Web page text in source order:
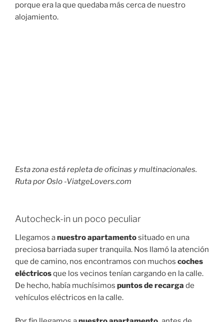
porque era la que quedaba más cerca de nuestro
alojamiento.
Esta zona está repleta de oficinas y multinacionales.
Ruta por Oslo -ViatgeLovers.com
Autocheck-in un poco peculiar
Llegamos anuestro apartamentosituado en una
preciosa barriada super tranquila. Nos llamó la atención
que de camino, nos encontramos con muchos coches
eléctricosque los vecinos tenían cargando en la calle.
De hecho, había muchísimos puntos de recarga de
vehículos eléctricos en la calle.